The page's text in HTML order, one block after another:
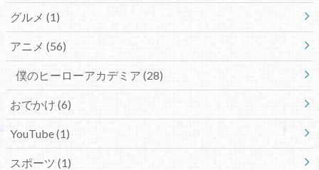
グルメ (1)
アニメ (56)
僕のヒーローアカデミア (28)
おでかけ (6)
YouTube(1)
スポーツ (1)